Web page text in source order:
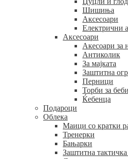
Шишиња
Аксесоари
Електрични
Аксесоари
Акесоари за
Антиколик
За мајката
Заштитна
Перници
Торби за
Ќебенца
Подароци
Облека
Маици со кратки
Тренерки
Бањарки
Заштитна